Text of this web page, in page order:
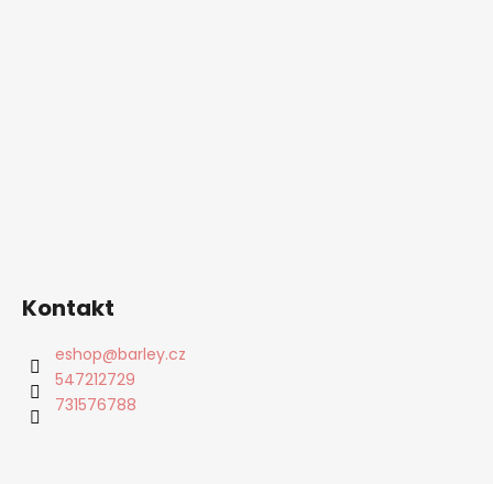
Kontakt
eshop@barley.cz
547212729
731576788